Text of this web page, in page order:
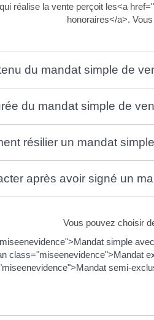
réalise la vente perçoit les<a
honoraires</a>.
du mandat simple de
du mandat simple de
résilier un mandat
après avoir signé un
Vous pouvez choisir
simple
class="miseenevidence">Mandat
semi-